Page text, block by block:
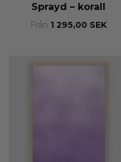
Sprayd – korall
Från 1 295,00 SEK